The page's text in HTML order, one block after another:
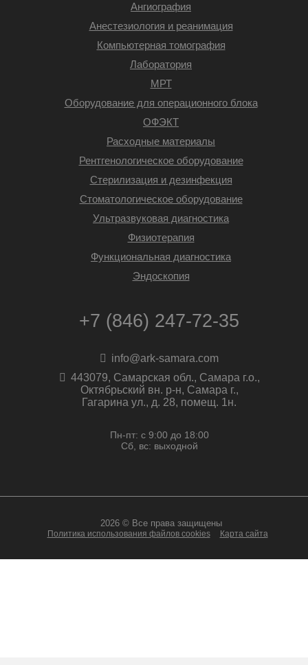
Ангиография
Анестезиология и реанимация
Компьютерная томография
Лаборатория
МРТ
Оборудование для операционного блока
ОФЭКТ
Расходные материалы
Рентгенологическое оборудование
Стерилизация и дезинфекция
Стоматологическое оборудование
Ультразвуковая диагностика
Физиотерапия
Функциональная диагностика
Эндоскопия
+7 (846) 247-72-35
info@ark-samara.com
443079, Самарская обл., Самара г.о.,
Октябрьский вн. р-н, Самара г.,
Гагарина ул., д. 28, помещ. 1н.
Пн-пт: с 9:00 до 18:00
Сб, вс: выходной
2026 © Все права защищены
Политика использования файлов cookies Карта сайта